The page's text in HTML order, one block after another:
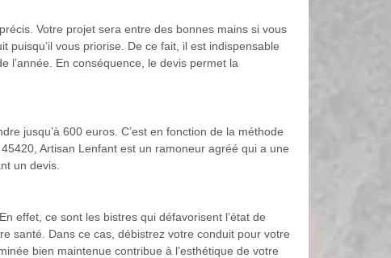
Votre projet sera entre des bonnes mains si vous
vous priorise. De ce fait, il est indispensable
l’année. En conséquence, le devis permet la
jusqu’à 600 euros. C’est en fonction de la méthode
Artisan Lenfant est un ramoneur agréé qui a une
un devis.
effet, ce sont les bistres qui défavorisent l’état de
santé. Dans ce cas, débistrez votre conduit pour votre
bien maintenue contribue à l’esthétique de votre